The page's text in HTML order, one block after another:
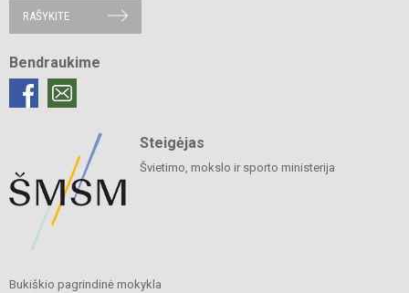
RAŠYKITE
Bendraukime
Steigėjas
Švietimo, mokslo ir sporto ministerija
Bukiškio pagrindinė mokykla